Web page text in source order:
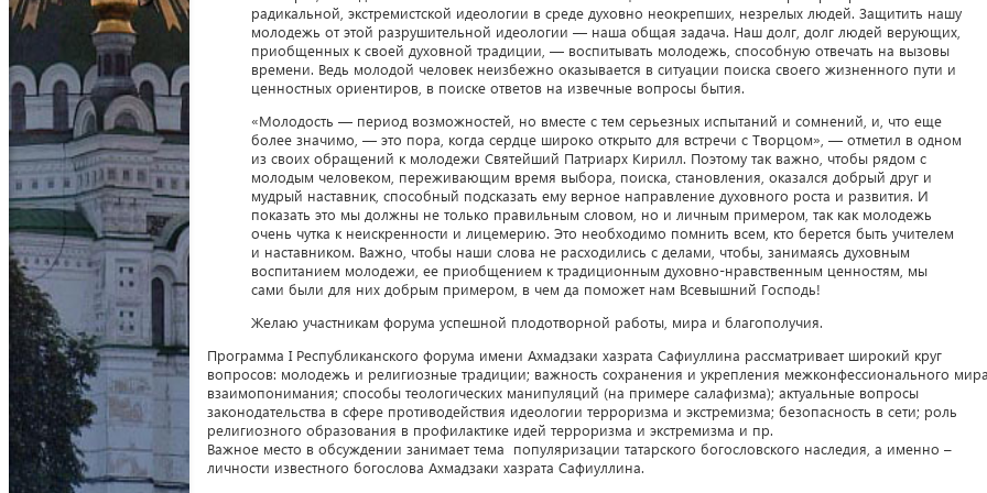
радикальной, экстремистской идеологии в среде духовно неокрепших, незрелых людей. Защитить нашу
молодежь от этой разрушительной идеологии — наша общая задача. Наш долг, долг людей верующих,
приобщенных к своей духовной традиции, — воспитывать молодежь, способную отвечать на вызовы
времени. Ведь молодой человек неизбежно оказывается в ситуации поиска своего жизненного пути и
ценностных ориентиров, в поиске ответов на извечные вопросы бытия.
«Молодость — период возможностей, но вместе с тем серьезных испытаний и сомнений, и, что еще
более значимо, — это пора, когда сердце широко открыто для встречи с Творцом», — отметил в одном
из своих обращений к молодежи Святейший Патриарх Кирилл. Поэтому так важно, чтобы рядом с
молодым человеком, переживающим время выбора, поиска, становления, оказался добрый друг и
мудрый наставник, способный подсказать ему верное направление духовного роста и развития. И
показать это мы должны не только правильным словом, но и личным примером, так как молодежь
очень чутка к неискренности и лицемерию. Это необходимо помнить всем, кто берется быть учителем
и наставником. Важно, чтобы наши слова не расходились с делами, чтобы, занимаясь духовным
воспитанием молодежи, ее приобщением к традиционным духовно-нравственным ценностям, мы
сами были для них добрым примером, в чем да поможет нам Всевышний Господь!
Желаю участникам форума успешной плодотворной работы, мира и благополучия.
Программа I Республиканского форума имени Ахмадзаки хазрата Сафиуллина рассматривает широкий круг
вопросов: молодежь и религиозные традиции; важность сохранения и укрепления межконфессионального
взаимопонимания; способы теологических манипуляций (на примере салафизма); актуальные вопросы
законодательства в сфере противодействия идеологии терроризма и экстремизма; безопасность в сети; роль
религиозного образования в профилактике идей терроризма и экстремизма и пр.
Важное место в обсуждении занимает тема популяризации татарского богословского наследия, а именно –
личности известного богослова Ахмадзаки хазрата Сафиуллина.